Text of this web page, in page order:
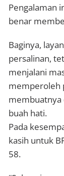
Pengalaman
benar
Baginya,
persalinan,
menjalani
memperoleh
membuatnya
buah hati.
Pada
kasih untuk
58.